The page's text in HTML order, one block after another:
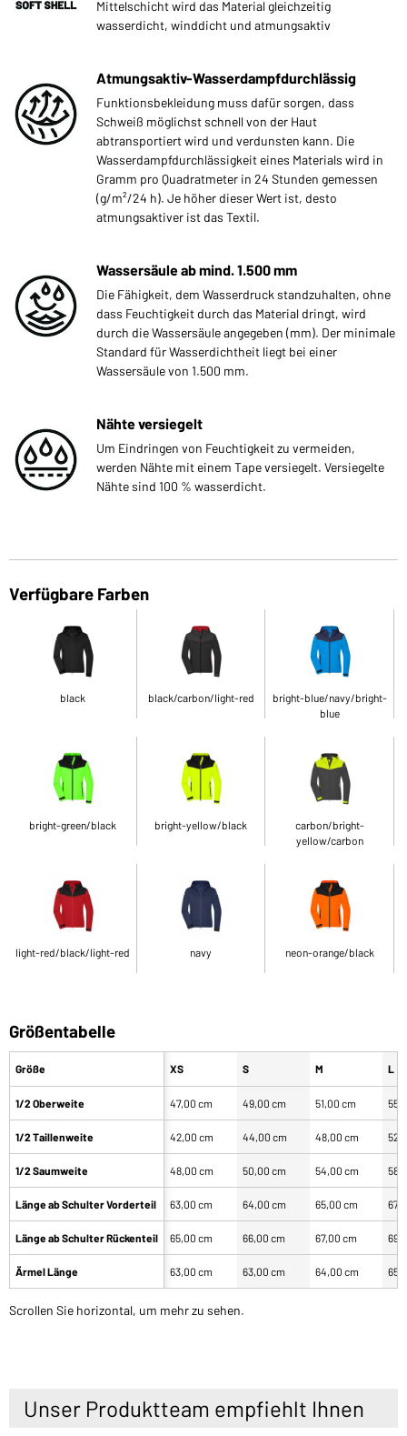
Mittelschicht wird das Material gleichzeitig
wasserdicht, winddicht und atmungsaktiv
Atmungsaktiv-Wasserdampfdurchlässig
Funktionsbekleidung muss dafür sorgen, dass
Schweiß möglichst schnell von der Haut
abtransportiert wird und verdunsten kann. Die
Wasserdampfdurchlässigkeit eines Materials wird in
Gramm pro Quadratmeter in 24 Stunden gemessen
(g/m²/24 h). Je höher dieser Wert ist, desto
atmungsaktiver ist das Textil.
Wassersäule ab mind. 1.500 mm
Die Fähigkeit, dem Wasserdruck standzuhalten, ohne
dass Feuchtigkeit durch das Material dringt, wird
durch die Wassersäule angegeben (mm). Der minimale
Standard für Wasserdichtheit liegt bei einer
Wassersäule von 1.500 mm.
Nähte versiegelt
Um Eindringen von Feuchtigkeit zu vermeiden,
werden Nähte mit einem Tape versiegelt. Versiegelte
Nähte sind 100 % wasserdicht.
Verfügbare Farben
black black/carbon/light-red
bright-blue/navy/bright-
blue
bright-green/black bright-yellow/black
carbon/bright-
yellow/carbon
light-red/black/light-red navy neon-orange/black
Größentabelle
Größe
1/2 Oberweite
1/2 Taillenweite
1/2 Saumweite
Länge ab Schulter Vorderteil
Länge ab Schulter Rückenteil
Ärmel Länge
XS S M L
47,00 cm 49,00 cm 51,00 cm
42,00 cm 44,00 cm 48,00 cm
48,00 cm 50,00 cm 54,00 cm
63,00 cm 64,00 cm 65,00 cm
65,00 cm 66,00 cm 67,00 cm
63,00 cm 63,00 cm 64,00 cm
Scrollen Sie horizontal, um mehr zu sehen.
Unser Produktteam empfiehlt Ihnen